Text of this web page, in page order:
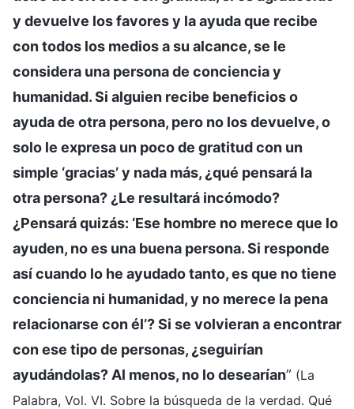
y devuelve los favores y la ayuda que recibe
con todos los medios a su alcance, se le
considera una persona de conciencia y
humanidad. Si alguien recibe beneficios o
ayuda de otra persona, pero no los devuelve, o
solo le expresa un poco de gratitud con un
simple ‘gracias’ y nada más, ¿qué pensará la
otra persona? ¿Le resultará incómodo?
¿Pensará quizás: ‘Ese hombre no merece que lo
ayuden, no es una buena persona. Si responde
así cuando lo he ayudado tanto, es que no tiene
conciencia ni humanidad, y no merece la pena
relacionarse con él’? Si se volvieran a encontrar
con ese tipo de personas, ¿seguirían
ayudándolas? Al menos, no lo desearían” (La
Palabra, Vol. VI. Sobre la búsqueda de la verdad. Qué